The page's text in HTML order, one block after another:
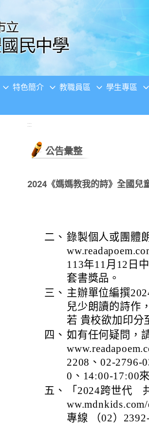
特色簡介 教職員區 學生專區
:::
公告彙整
2024《媽媽教我的詩》全國兒
二、 錄製個人或團體
113年11月12日
套書獎品。
三、 主辦單位編撰
兒少朗讀的詩作
若 貴校欲加印分
四、 如有任何疑問，
2208、02-2796-
0、14:00-17:00
五、
「2024跨世代
專線 （02）